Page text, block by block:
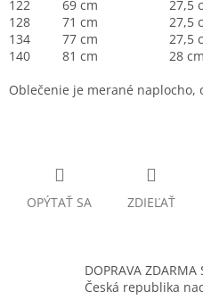
122 69 cm 27,5
128 71 cm 27,5
134 77 cm 27,5
140 81 cm 28 cm
Oblečenie je merané naplocho,
OPÝTAŤ SA ZDIEĽAŤ
DOPRAVA
Česká republika